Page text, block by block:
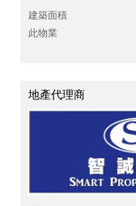
建築面積
此物業
地產代理商